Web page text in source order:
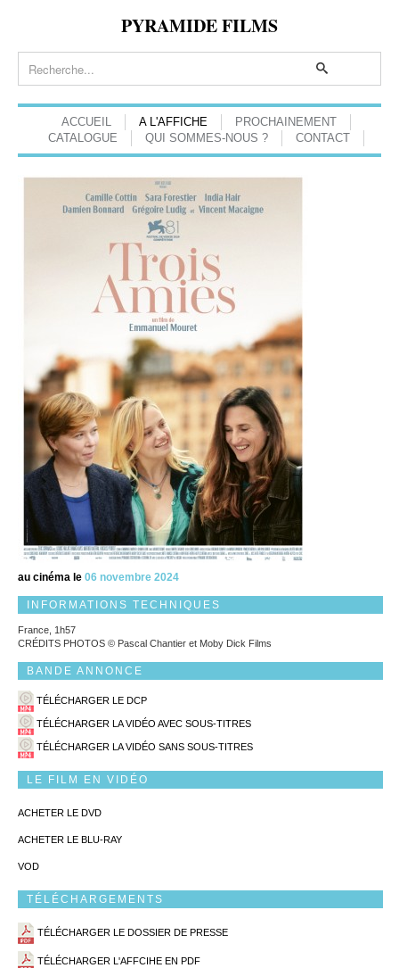
PYRAMIDE FILMS
ACCUEIL A L'AFFICHE
PROCHAINEMENT
CATALOGUE
QUI SOMMES-NOUS ? CONTACT
au cinéma le 06 novembre 2024
INFORMATIONS TECHNIQUES
France, 1h57
CRÉDITS PHOTOS © Pascal Chantier et Moby Dick Films
BANDE ANNONCE
TÉLÉCHARGER LE DCP
TÉLÉCHARGER LA VIDÉO AVEC SOUS-TITRES
TÉLÉCHARGER LA VIDÉO SANS SOUS-TITRES
LE FILM EN VIDÉO
ACHETER LE DVD
ACHETER LE BLU-RAY
VOD
TÉLÉCHARGEMENTS
TÉLÉCHARGER LE DOSSIER DE PRESSE
TÉLÉCHARGER L'AFFCIHE EN PDF